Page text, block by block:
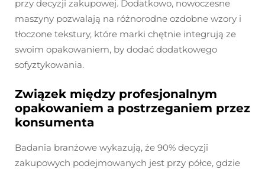
przy decyzji zakupowej. Dodatkowo, nowoczesne
maszyny pozwalają na różnorodne ozdobne wzory i
tłoczone tekstury, które marki chętnie integrują ze
swoim opakowaniem, by dodać dodatkowego
sofyztykowania.
Związek między profesjonalnym
opakowaniem a postrzeganiem przez
konsumenta
Badania branżowe wykazują, że 90% decyzji
zakupowych podejmowanych jest przy półce, gdzie